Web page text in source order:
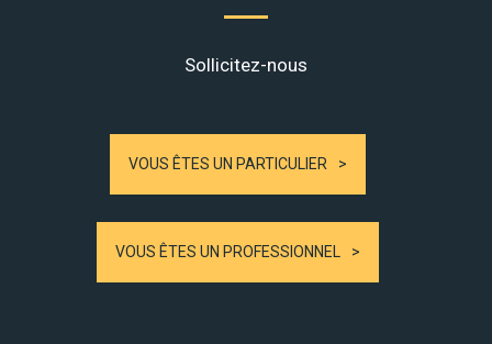
Sollicitez-nous
VOUS ÊTES UN PARTICULIER
VOUS ÊTES UN PROFESSIONNEL